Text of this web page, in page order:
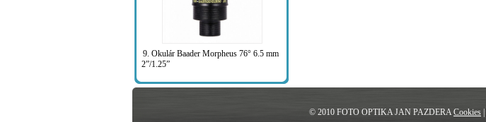
9. Okulár Baader Morpheus 76° 6.5 mm
2”/1.25”
© 2010 FOTO OPTIKA JAN PAZDERA Cookies